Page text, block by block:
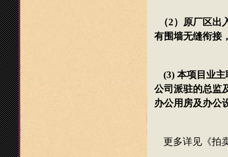
（2）原厂区出
有围墙无缝衔接
(3) 本项目业
公司派驻的总监
办公用房及办公
更多详见《拍